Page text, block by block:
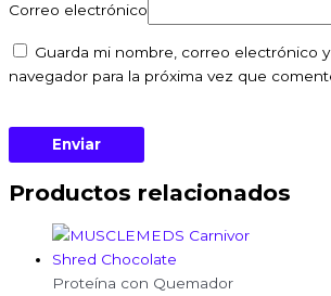
Correo electrónico
Guarda mi nombre, correo electrónico
navegador para la próxima vez que
Productos relacionados
Proteína con Quemador